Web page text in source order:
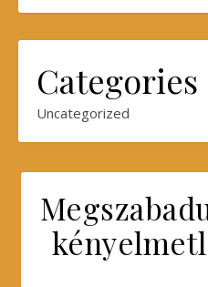
Categories
Uncategorized